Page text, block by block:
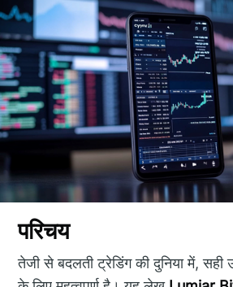
परिचय
तेजी से बदलती ट्रेडिंग की दुनिया में,